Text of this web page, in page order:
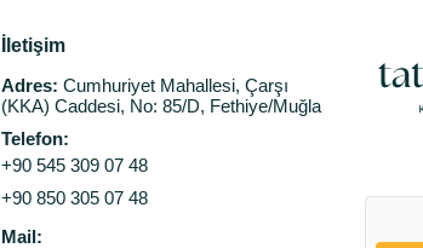
İletişim
Adres: Cumhuriyet Mahallesi, Çarşı
(KKA) Caddesi, No: 85/D, Fethiye/Muğla
Telefon:
+90 545 309 07 48
+90 850 305 07 48
Mail: